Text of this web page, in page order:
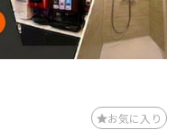
お気に入り